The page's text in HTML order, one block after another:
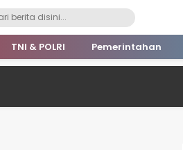
TNI & POLRI Pemerintahan